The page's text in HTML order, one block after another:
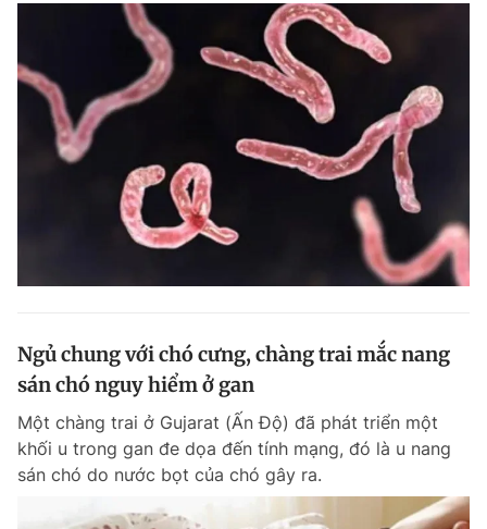
Ngủ chung với chó cưng, chàng trai mắc nang
sán chó nguy hiểm ở gan
Một chàng trai ở Gujarat (Ấn Độ) đã phát triển một
khối u trong gan đe dọa đến tính mạng, đó là u nang
sán chó do nước bọt của chó gây ra.